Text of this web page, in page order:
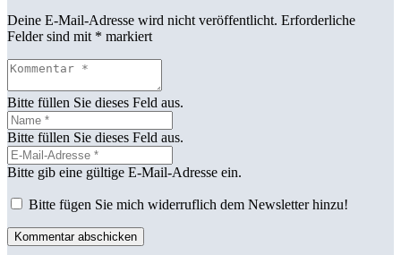
Deine E-Mail-Adresse wird nicht veröffentlicht. Erforderliche
Felder sind mit * markiert
Bitte füllen Sie dieses Feld aus.
Bitte füllen Sie dieses Feld aus.
Bitte gib eine gültige E-Mail-Adresse ein.
Bitte fügen Sie mich widerruflich dem Newsletter hinzu!
Kommentar abschicken